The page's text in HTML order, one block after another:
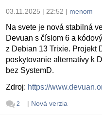
03.11.2025 | 22:52 | menom
Na svete je nová stabilná
Devuan s číslom 6 a
z Debian 13 Trixie. Projekt
poskytovanie alternatívy k
bez SystemD.
Zdroj: https://
2 | Nová verzia